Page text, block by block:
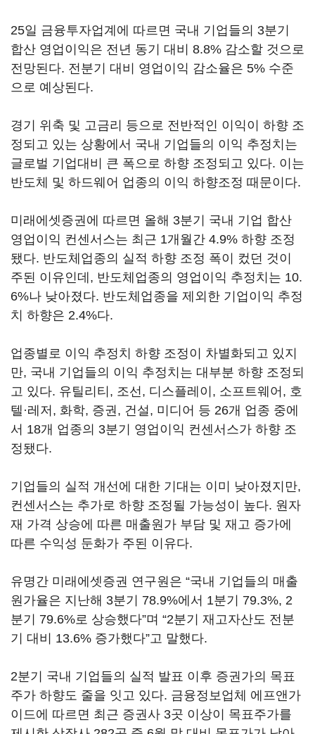
25일 금융투자업계에 따르면 국내 기업들의 3분기
합산 영업이익은 전년 동기 대비 8.8% 감소할 것으로
전망된다. 전분기 대비 영업이익 감소율은 5% 수준
으로 예상된다.
경기 위축 및 고금리 등으로 전반적인 이익이 하향 조
정되고 있는 상황에서 국내 기업들의 이익 추정치는
글로벌 기업대비 큰 폭으로 하향 조정되고 있다. 이는
반도체 및 하드웨어 업종의 이익 하향조정 때문이다.
미래에셋증권에 따르면 올해 3분기 국내 기업 합산
영업이익 컨센서스는 최근 1개월간 4.9% 하향 조정
됐다. 반도체업종의 실적 하향 조정 폭이 컸던 것이
주된 이유인데, 반도체업종의 영업이익 추정치는 10.
6%나 낮아졌다. 반도체업종을 제외한 기업이익 추정
치 하향은 2.4%다.
업종별로 이익 추정치 하향 조정이 차별화되고 있지
만, 국내 기업들의 이익 추정치는 대부분 하향 조정되
고 있다. 유틸리티, 조선, 디스플레이, 소프트웨어, 호
텔·레저, 화학, 증권, 건설, 미디어 등 26개 업종 중에
서 18개 업종의 3분기 영업이익 컨센서스가 하향 조
정됐다.
기업들의 실적 개선에 대한 기대는 이미 낮아졌지만,
컨센서스는 추가로 하향 조정될 가능성이 높다. 원자
재 가격 상승에 따른 매출원가 부담 및 재고 증가에
따른 수익성 둔화가 주된 이유다.
유명간 미래에셋증권 연구원은 “국내 기업들의 매출
원가율은 지난해 3분기 78.9%에서 1분기 79.3%, 2
분기 79.6%로 상승했다”며 “2분기 재고자산도 전분
기 대비 13.6% 증가했다”고 말했다.
2분기 국내 기업들의 실적 발표 이후 증권가의 목표
주가 하향도 줄을 잇고 있다. 금융정보업체 에프앤가
이드에 따르면 최근 증권사 3곳 이상이 목표주가를